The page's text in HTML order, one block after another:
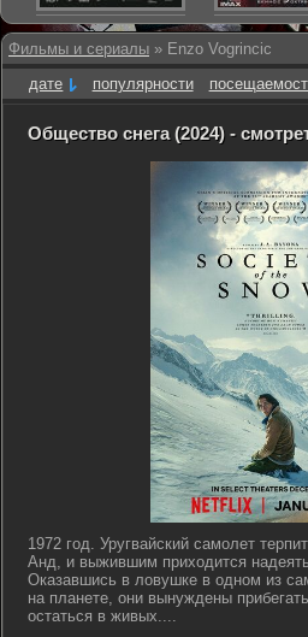
Фильмы и сериалы » Enzo Vogrincic
дате
популярности
Общество снега (2024) -
1972 год. Уругвайский самолет
Анд, и выжившим приходится
Оказавшись в ловушке в одном из
на планете, они вынуждены
остаться в живых....